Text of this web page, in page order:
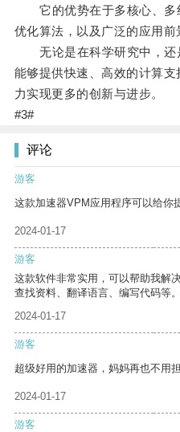
它的优势在于多核心、多
优化算法，以及广泛的应用前
无论是在科学研究中，还
能够提供快速、高效的计算
力实现更多的创新与进步。
#3#
评论
游客
这款加速器VPM应用程序可以给你
2024-01-17
游客
这款软件非常实用，可以帮助我解
查找资料、翻译语言、编写代码等。
2024-01-17
游客
超级好用的加速器，妈妈再也不用
2024-01-17
游客